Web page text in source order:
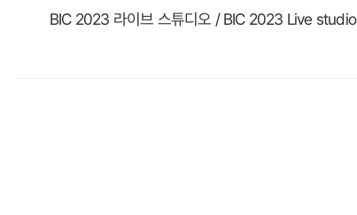
BIC 2023 라이브 스튜디오 / BIC 2023 Live studio